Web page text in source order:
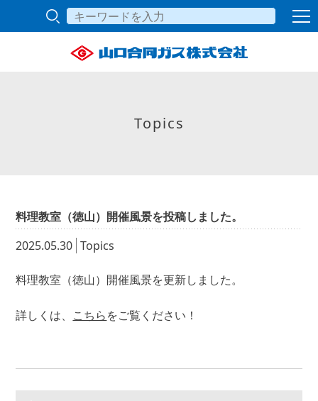
Topics
料理教室（徳山）開催風景を投稿しました。
2025.05.30 Topics
料理教室（徳山）開催風景を更新しました。
詳しくは、 こちらをご覧ください！